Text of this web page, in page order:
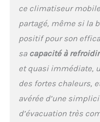
ce climatiseur
partagé, même si la
positif pour son
sa capacité à
et quasi immédiate,
des fortes chaleurs,
avérée d’une
d’évacuation très